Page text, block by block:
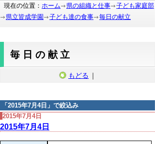
現在の位置： ホーム 県の組織と仕事
子ども家庭部
県立皆成学園
子ども達の食事 毎日の献立
毎日の献立
もどる ｜
「 2015年7月4日 」で絞込み
2015年7月4日
2015年7月4日